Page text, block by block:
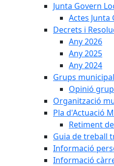
Junta Govern
Actes Junta
Decrets i
Any 2026
Any 2025
Any 2024
Grups
Opinió
Organització
Pla d'Actuació
Retiment
Guia de treball
Informació
Informació